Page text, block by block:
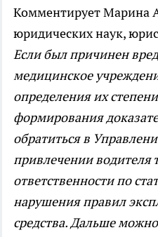
Комментирует Марина
юридических наук,
Если был причинен
медицинское
определения их
формирования
обратиться в
привлечении водителя
ответственности по
нарушения правил
средства. Дальше